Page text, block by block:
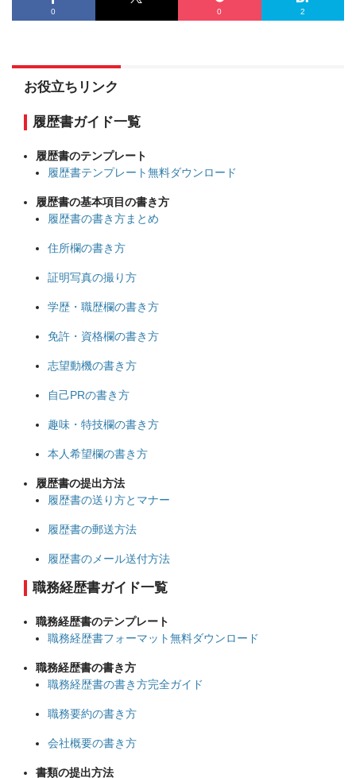
0 0 2
お役立ちリンク
履歴書ガイド一覧
履歴書のテンプレート
履歴書テンプレート無料ダウンロード
履歴書の基本項目の書き方
履歴書の書き方まとめ
住所欄の書き方
証明写真の撮り方
学歴・職歴欄の書き方
免許・資格欄の書き方
志望動機の書き方
自己PRの書き方
趣味・特技欄の書き方
本人希望欄の書き方
履歴書の提出方法
履歴書の送り方とマナー
履歴書の郵送方法
履歴書のメール送付方法
職務経歴書ガイド一覧
職務経歴書のテンプレート
職務経歴書フォーマット無料ダウンロード
職務経歴書の書き方
職務経歴書の書き方完全ガイド
職務要約の書き方
会社概要の書き方
書類の提出方法